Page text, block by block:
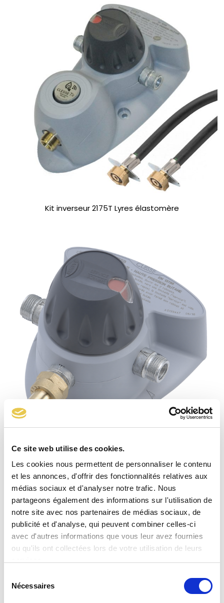
Ce site web utilise des cookies.
Les cookies nous permettent de personnaliser le contenu
et les annonces, d'offrir des fonctionnalités relatives aux
médias sociaux et d'analyser notre trafic. Nous
partageons également des informations sur l'utilisation de
notre site avec nos partenaires de médias sociaux, de
publicité et d'analyse, qui peuvent combiner celles-ci
avec d'autres informations que vous leur avez fournies
ou qu'ils ont collectées lors de votre utilisation de leurs
Nécessaires
Kit inverseur 2175T Lyres élastomère
Inverseur 175B NF Braser 12